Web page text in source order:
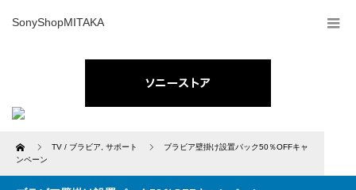
SonyShopMITAKA
Home TV / ブラビア サポート
ブラビア壁掛け設置パック50％OFFキャ
ンペーン